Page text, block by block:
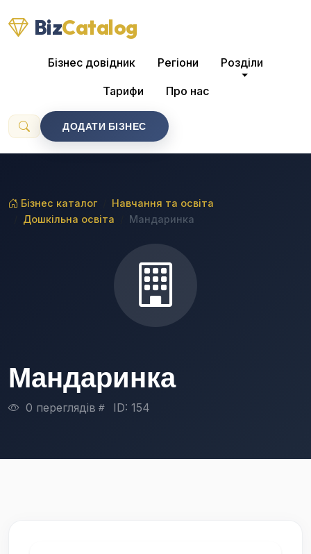
BizCatalog
Бізнес довідник Регіони Розділи
Тарифи Про нас
ДОДАТИ БІЗНЕС
Бізнес каталог
Навчання та освіта
Дошкільна освіта
Мандаринка
Мандаринка
0 переглядів ID: 154